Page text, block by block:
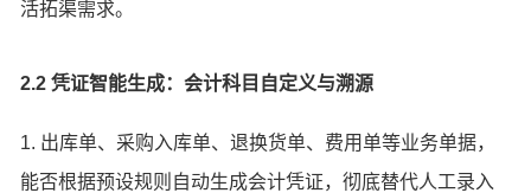
活拓渠需求。
2.2 凭证智能生成：会计科目自定义与溯源
1. 出库单、采购入库单、退换货单、费用单等业务单据，
能否根据预设规则自动生成会计凭证，彻底替代人工录入